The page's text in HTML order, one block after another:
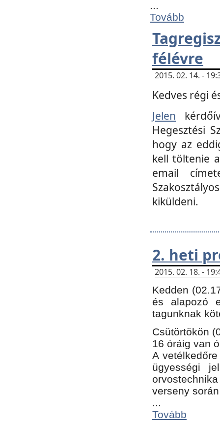
...
Tovább
félévre
2015. 02. 14. -
Kedves régi
Jelen
Hegesztési
hogy az
kell töltenie
email
kiküldeni.
2. heti
2015. 02. 18. -
Kedden
és alapozó
tagunknak
Csütörtökön
16 óráig van
A
ügyességi
verseny
...
Tovább